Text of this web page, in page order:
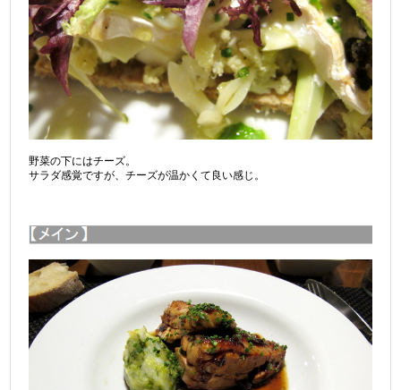
野菜の下にはチーズ。
サラダ感覚ですが、チーズが温かくて良い感じ。